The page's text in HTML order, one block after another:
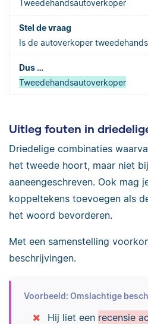
Tweedehandsautoverkoper
Is de autoverkoper
Tweedehandsautoverkoper
Uitleg fouten in
Driedelige combinaties
het tweede hoort, maar niet
aaneengeschreven. Ook mag
koppeltekens toevoegen als
het woord bevorderen.
Met een samenstelling
beschrijvingen.
Voorbeeld: Omslachtige
Hij liet een recensie